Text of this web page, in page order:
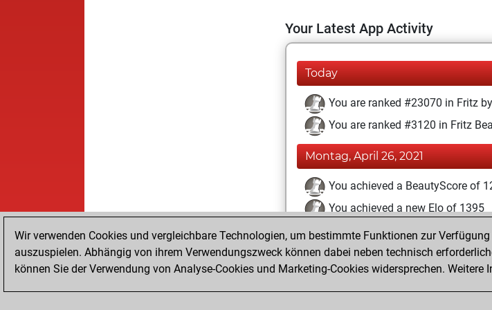
Your Latest App Activity
Today
You are ranked #23070 in Fritz
You are ranked #3120 in Fritz
Montag, April 26, 2021
You achieved a BeautyScore of
You achieved a new Elo of 1395
Sonntag, April 25, 2021
You created your Fritz account
Wir verwenden Cookies und vergleichbare Technologien, um bestimmte Funktionen zur
auszuspielen. Abhängig von ihrem Verwendungszweck können dabei neben technisch
können Sie der Verwendung von Analyse-Cookies und Marketing-Cookies widersprechen.